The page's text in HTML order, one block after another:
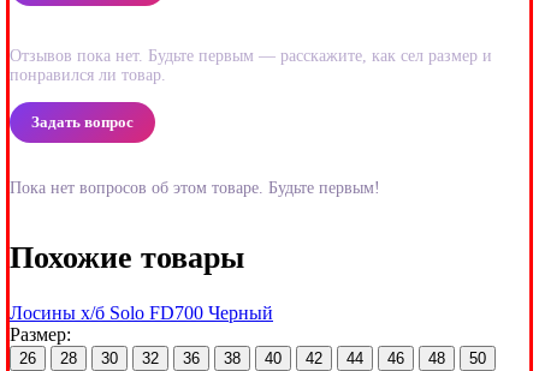
Отзывов пока нет. Будьте первым — расскажите, как сел размер и
понравился ли товар.
Задать вопрос
Пока нет вопросов об этом товаре. Будьте первым!
Похожие товары
Лосины х/б Solo FD700 Черный
Размер:
26 28 30 32 36 38 40 42 44 46 48
50